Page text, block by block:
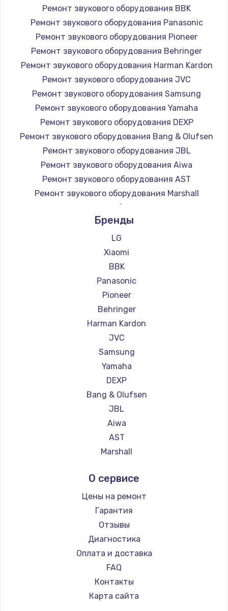
Ремонт звукового оборудования BBK
Ремонт звукового оборудования Panasonic
Ремонт звукового оборудования Pioneer
Ремонт звукового оборудования Behringer
Ремонт звукового оборудования Harman Kardon
Ремонт звукового оборудования JVC
Ремонт звукового оборудования Samsung
Ремонт звукового оборудования Yamaha
Ремонт звукового оборудования DEXP
Ремонт звукового оборудования Bang & Olufsen
Ремонт звукового оборудования JBL
Ремонт звукового оборудования Aiwa
Ремонт звукового оборудования AST
Ремонт звукового оборудования Marshall
Ремонт звукового оборудования Supra
Бренды
LG
Xiaomi
BBK
Panasonic
Pioneer
Behringer
Harman Kardon
JVC
Samsung
Yamaha
DEXP
Bang & Olufsen
JBL
Aiwa
AST
Marshall
О сервисе
Цены на ремонт
Гарантия
Отзывы
Диагностика
Оплата и доставка
FAQ
Контакты
Карта сайта